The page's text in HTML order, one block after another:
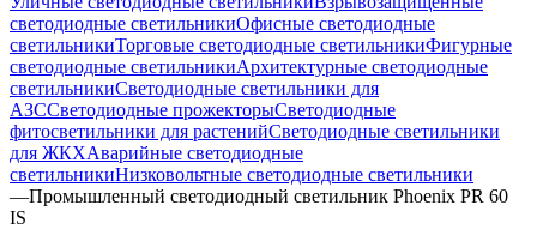
светодиодные светильникиОфисные светодиодные
светильникиТорговые светодиодные светильникиФигурные
светодиодные светильникиАрхитектурные светодиодные
светильникиСветодиодные светильники для
АЗССветодиодные прожекторыСветодиодные
фитосветильники для растенийСветодиодные светильники
для ЖКХАварийные светодиодные
светильникиНизковольтные светодиодные светильники
—Промышленный светодиодный светильник Phoenix PR 60
IS